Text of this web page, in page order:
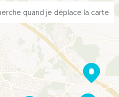
quand je déplace la carte